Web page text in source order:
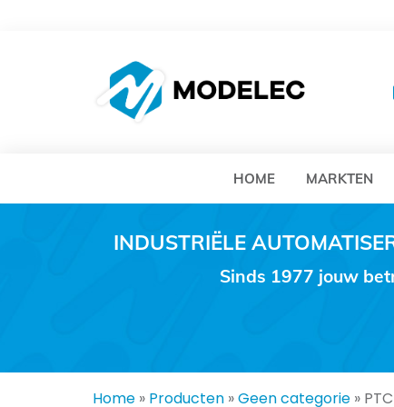
HOME MARKTEN
INDUSTRIËLE
Sinds 1977 jouw
Home » Producten »Geen categorie »